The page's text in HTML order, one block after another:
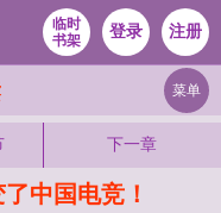
临时
书架
登录 注册
菜单
下一章
中国电竞！